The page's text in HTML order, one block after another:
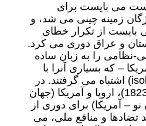
می بایست برای
زمینه چینی می شد، و
بایست از تکرار خطای
و عراق دوری می کرد.
نظامی را به زبان ساده
– که بسیاری آنرا با
انزواطلبی (isolationism) اشتباه می گرفتند. در
دکترین جیمز مونرو (1823)، اروپا و آمریکا (جهان
– آمریکا) برای دوری از
تضادها و منافع ملی، می